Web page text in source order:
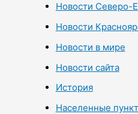
Новости Северо-
Новости
Новости в мире
Новости сайта
История
Населенные